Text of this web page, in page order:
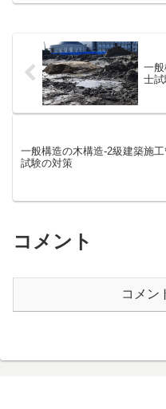
一
士
一般構造の木構造-2級建築施
試験の対策
コメント
コメン